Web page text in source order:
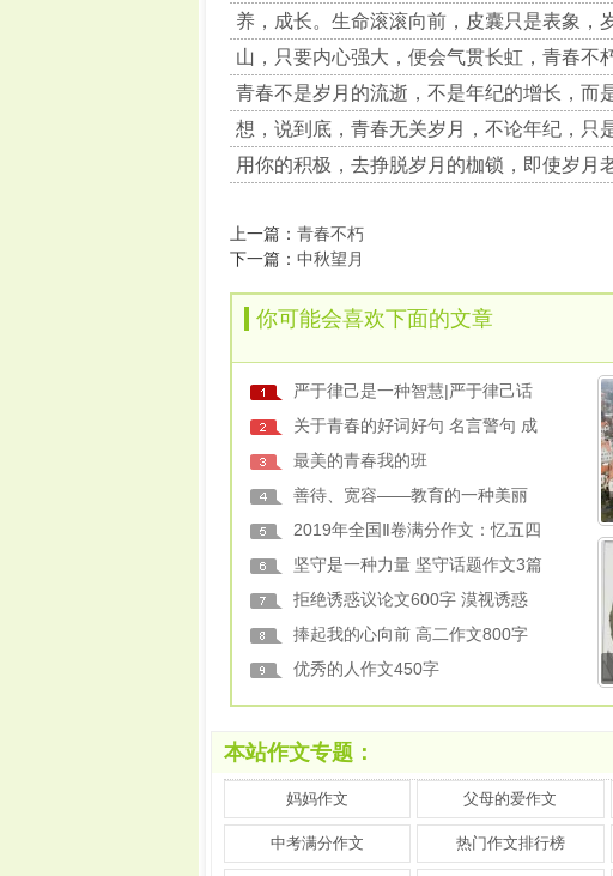
养，成长。生命滚滚向前，皮囊只是表象，
山，只要内心强大，便会气贯长虹，青春不朽
青春不是岁月的流逝，不是年纪的增长，而
想，说到底，青春无关岁月，不论年纪，只
用你的积极，去挣脱岁月的枷锁，即使岁月
上一篇： 青春不朽
下一篇： 中秋望月
你可能会喜欢下面的文章
严于律己是一种智慧|严于律己话
关于青春的好词好句 名言警句 成
最美的青春我的班
善待、宽容——教育的一种美丽
2019年全国Ⅱ卷满分作文：忆五四
坚守是一种力量 坚守话题作文3篇
拒绝诱惑议论文600字 漠视诱惑
捧起我的心向前 高二作文800字
优秀的人作文450字
本站作文专题：
妈妈作文 父母的爱作文
中考满分作文 热门作文排行榜